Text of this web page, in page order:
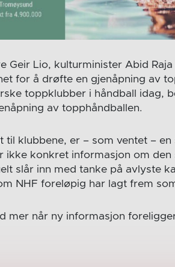
Geir Lio, kulturminister Abid
for å drøfte en gjenåpning av
toppklubber i håndball idag,
av topphåndballen.
til klubbene, er – som ventet –
ikke konkret informasjon om
slår inn med tanke på avlyste
NHF foreløpig har lagt frem
mer når ny informasjon